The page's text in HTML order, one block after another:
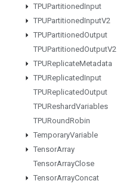
TPUPartitionedInput
TPUPartitionedInputV2
TPUPartitionedOutput
TPUPartitionedOutputV2
TPUReplicateMetadata
TPUReplicatedInput
TPUReplicatedOutput
TPUReshardVariables
TPURoundRobin
TemporaryVariable
TensorArray
TensorArrayClose
TensorArrayConcat